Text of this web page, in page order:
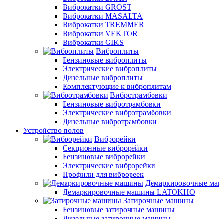
Виброкатки GROST
Виброкатки MASALTA
Виброкатки TREMMER
Виброкатки VEKTOR
Виброкатки GIKS
Виброплиты
Бензиновые виброплиты
Электрические виброплиты
Дизельные виброплиты
Комплектующие к виброплитам
Вибротрамбовки
Бензиновые вибротрамбовки
Электрические вибротрамбовки
Дизельные вибротрамбовки
Устройство полов
Виброрейки
Секционные виброрейки
Бензиновые виброрейки
Электрические виброрейки
Профили для виброреек
Демаркировочные
Демаркировочные машины LATOKHO
Затирочные машины
Бензиновые затирочные машины